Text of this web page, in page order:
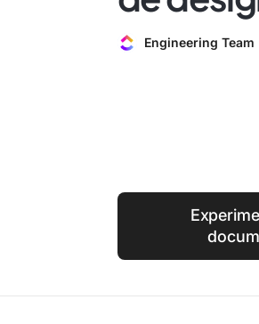
Engineering Team